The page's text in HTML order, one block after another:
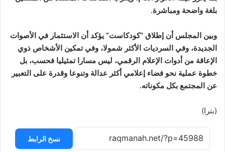
بلغة واضحة ومباشرة.
وبين المجلس أن إطلاق “كودكاست” يؤكد أن الاستثمار في الأصوات
الجديدة، وفي السرديات الأكثر شمولا، وفي تمكين الأشخاص ذوي
الإعاقة من أدوات الإعلام الرقمي، ليس مسارا تمثيليا فحسب، بل
خطوة عملية نحو فضاء إعلامي أكثر عدالة وتنوعا وقدرة على التعبير
عن المجتمع بكل مكوناته.
(بترا)
نسخ الرابط